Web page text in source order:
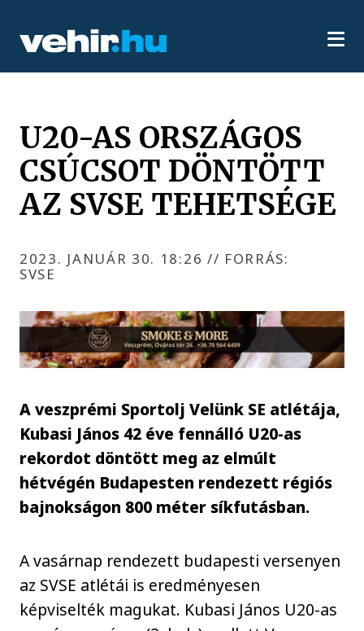
U20-AS ORSZÁGOS
CSÚCSOT DÖNTÖTT
AZ SVSE TEHETSÉGE
2023. JANUÁR 30. 18:26 // FORRÁS:
SVSE
A veszprémi Sportolj Velünk SE atlétája,
Kubasi János 42 éve fennálló U20-as
rekordot döntött meg az elmúlt
hétvégén Budapesten rendezett régiós
bajnokságon 800 méter síkfutásban.
A vasárnap rendezett budapesti versenyen
az SVSE atlétái is eredményesen
képviselték magukat. Kubasi János U20-as